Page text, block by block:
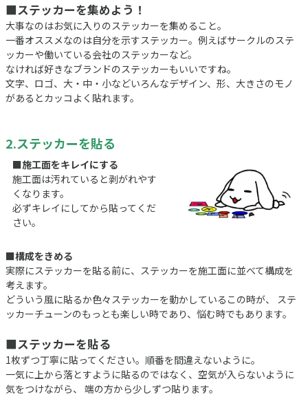
■ステッカーを集めよう！
大事なのはお気に入りのステッカーを集めること。
一番オススメなのは自分を示すステッカー。例えばサークルのステ
ッカーや働いている会社のステッカーなど。
なければ好きなブランドのステッカーもいいですね。
文字、ロゴ、大・中・小などいろんなデザイン、形、大きさのモノ
があるとカッコよく貼れます。
2.ステッカーを貼る
■施工面をキレイにする
施工面は汚れていると剥がれやす
くなります。
必ずキレイにしてから貼ってくだ
さい。
■構成をきめる
実際にステッカーを貼る前に、ステッカーを施工面に並べて構成を
考えます。
どういう風に貼るか色々ステッカーを動かしているこの時が、 ステ
ッカーチューンのもっとも楽しい時であり、悩む時でもあります。
■ステッカーを貼る
1枚ずつ丁寧に貼ってください。順番を間違えないように。
一気に上から落とすように貼るのではなく、空気が入らないように
気をつけながら、 端の方から少しずつ貼ります。